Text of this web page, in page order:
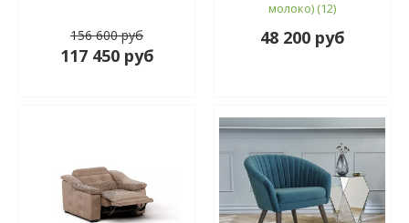
156 600 руб
117 450 руб
молоко) (12)
48 200 руб